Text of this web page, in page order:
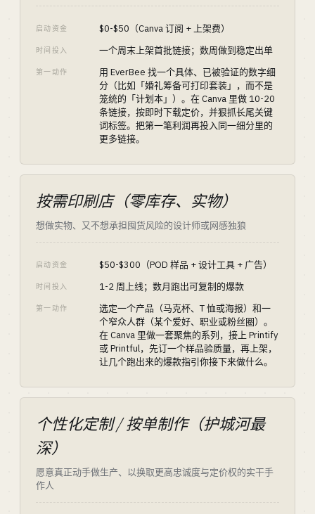
启动资金 $0-$50（Canva 订阅 + 上架费）
时间投入 一个周末上架首批链接；数周做到稳定出单
第一动作
用 EverBee 找一个具体、已被验证的数字细
分（比如「婚礼筹备可打印套装」，而不是
笼统的「计划本」）。在 Canva 里做 10-20
条链接，按即时下载定价，并狠抓长尾关键
词标签。把第一笔利润再投入同一细分里的
更多链接。
按需印刷店（零库存、实物）
想做实物、又不想承担囤货风险的设计师或网感独狼
启动资金 $50-$300（POD 样品 + 设计工具 + 广告）
时间投入 1-2 周上线；数月跑出可复制的爆款
第一动作
选定一个产品（马克杯、T 恤或海报）和一
个窄众人群（某个爱好、职业或粉丝圈）。
在 Canva 里做一套聚焦的系列，接上 Printify
或 Printful，先订一个样品验质量，再上架，
让几个跑出来的爆款指引你接下来做什么。
个性化定制 / 按单制作（护城河最
深）
愿意真正动手做生产、以换取更高忠诚度与定价权的实干手
作人